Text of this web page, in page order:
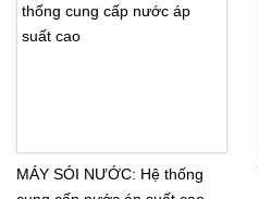
MÁY SÓI NƯỚC: Hệ thống